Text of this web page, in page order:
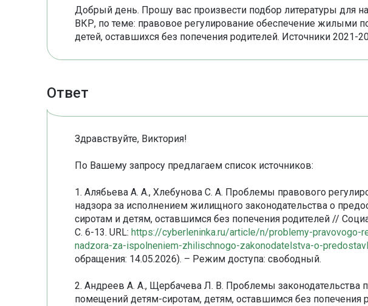
Добрый день. Прошу вас произвести подбор литературы для
ВКР, по теме: правовое регулирование обеспечение жилыми
детей, оставшихся без попечения родителей. Источники 2021-
Ответ
Здравствуйте, Виктория!
По Вашему запросу предлагаем список источников:
1. Алябьева А. А., Хлебунова С. А. Проблемы правового
надзора за исполнением жилищного законодательства о
сиротам и детям, оставшимся без попечения родителей //
С. 6-13. URL: https://cyberleninka.ru/article/n/problemy-pravovogo-
nadzora-za-ispolneniem-zhilischnogo-zakonodatelstva-o-
обращения: 14.05.2026). – Режим доступа: свободный.
2. Андреев А. А., Щербачева Л. В. Проблемы законодательства
помещений детям-сиротам, детям, оставшимся без попечения